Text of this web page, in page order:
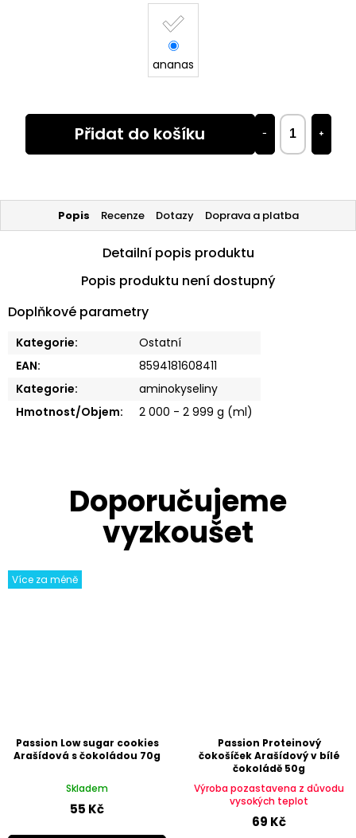
ananas
+
−
Přidat do košíku
Více za méně
Passion Low sugar cookies
Arašídová s čokoládou 70g
Skladem
55 Kč
Passion Proteinový
čokošíček Arašídový v bílé
čokoládě 50g
Výroba pozastavena z důvodu
vysokých teplot
69 Kč
Popis Recenze Dotazy Doprava a platba
Detailní popis produktu
Popis produktu není dostupný
Doplňkové parametry
Kategorie:
Ostatní
EAN:
8594181608411
Kategorie:
aminokyseliny
Hmotnost/Objem: 2 000 - 2 999 g (ml)